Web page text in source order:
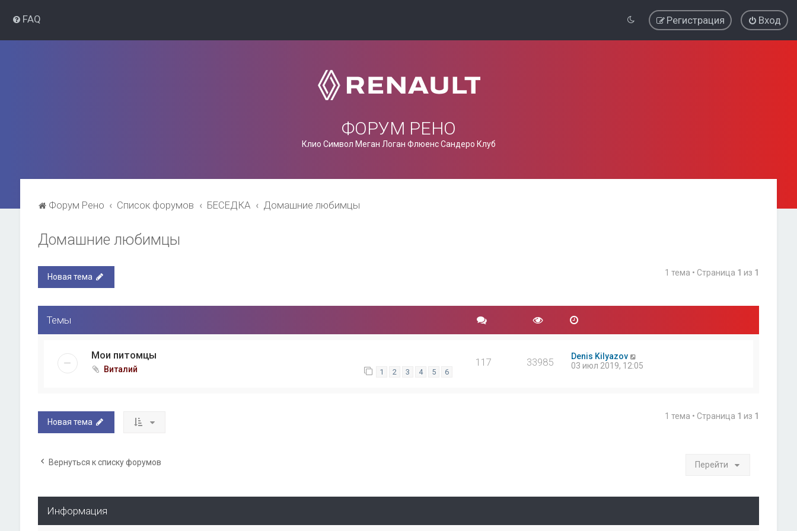
FAQ Вход
Регистрация
ФОРУМ РЕНО
Клио Символ Меган Логан Флюенс Сандеро Клуб
Форум Рено Список форумов БЕСЕДКА Домашние любимцы
Домашние любимцы
Новая тема 1 тема • Страница 1 из 1
Темы
Мои питомцы
Виталий 1 2 3 4 5 6
117 33985
Denis Kilyazov
03 июл 2019, 12:05
Новая тема
1 тема • Страница 1 из 1
Вернуться к списку форумов Перейти
Информация